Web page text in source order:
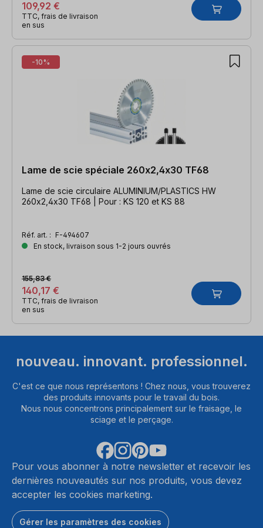
109,92 €
TTC, frais de livraison
en sus
-10%
Lame de scie spéciale 260x2,4x30 TF68
Lame de scie circulaire ALUMINIUM/PLASTICS HW
260x2,4x30 TF68 | Pour : KS 120 et KS 88
Réf. art. : F-494607
En stock, livraison sous 1-2 jours ouvrés
140,17 €
155,83 €
TTC, frais de livraison
en sus
nouveau. innovant. professionnel.
C'est ce que nous représentons ! Chez nous, vous trouverez
des produits innovants pour le travail du bois.
Nous nous concentrons principalement sur le fraisage, le
sciage et le perçage.
Pour vous abonner à notre newsletter et recevoir les
dernières nouveautés sur nos produits, vous devez
accepter les cookies marketing.
Gérer les paramètres des cookies